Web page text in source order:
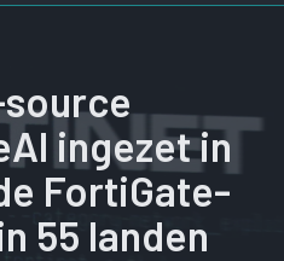
ingezet in
FortiGate-
55 landen